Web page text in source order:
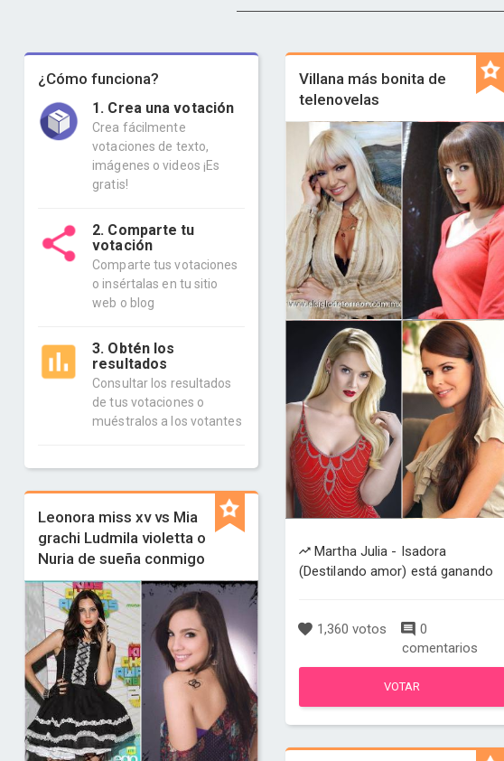
¿Cómo funciona?
1. Crea una votación
Crea fácilmente
votaciones de texto,
imágenes o videos ¡Es
gratis!
2. Comparte tu
votación
Comparte tus votaciones
o insértalas en tu sitio
web o blog
3. Obtén los
resultados
Consultar los resultados
de tus votaciones o
muéstralos a los votantes
Leonora miss xv vs Mia
grachi Ludmila violetta o
Nuria de sueña conmigo
Villana más bonita de
telenovelas
Martha Julia - Isadora
(Destilando amor) está ganando
1,360 votos
0
comentarios
VOTAR